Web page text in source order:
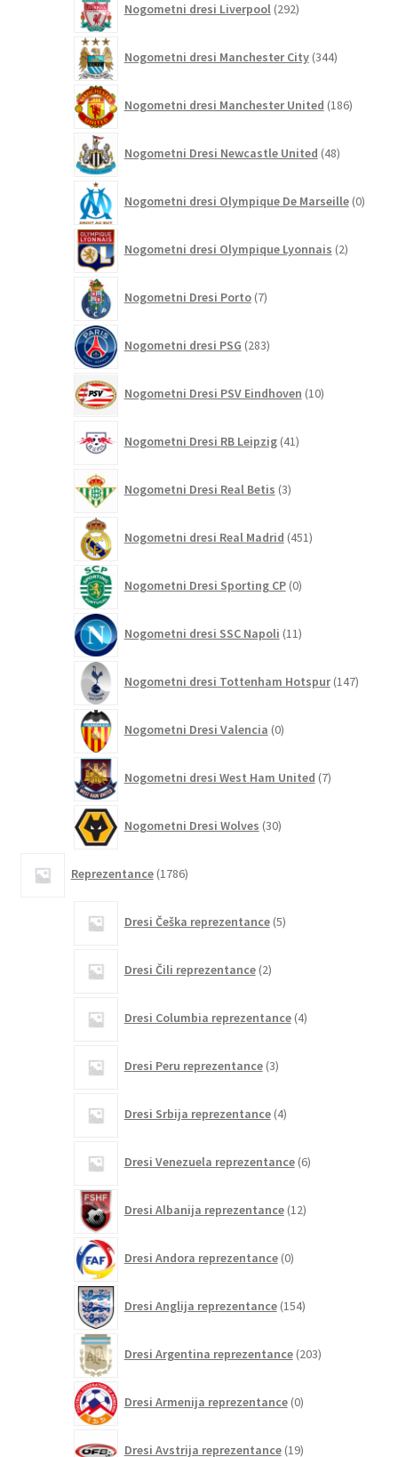
Nogometni dresi Liverpool 292izdelkov
Nogometni dresi Manchester City 344izdelkov
Nogometni dresi Manchester United 186izdelkov
Nogometni Dresi Newcastle United 48izdelkov
Nogometni dresi Olympique De Marseille 0
Nogometni dresi Olympique Lyonnais 2izdelka
Nogometni Dresi Porto 7izdelkov
Nogometni dresi PSG 283izdelkov
Nogometni Dresi PSV Eindhoven 10izdelkov
Nogometni Dresi RB Leipzig 41izdelkov
Nogometni Dresi Real Betis 3izdelki
Nogometni dresi Real Madrid 451izdelkov
Nogometni Dresi Sporting CP 0izdelkov
Nogometni dresi SSC Napoli 11izdelkov
Nogometni dresi Tottenham Hotspur 147
Nogometni Dresi Valencia 0izdelkov
Nogometni dresi West Ham United 7izdelkov
Nogometni Dresi Wolves 30izdelkov
Reprezentance 1786izdelkov
Dresi Češka reprezentance 5izdelkov
Dresi Čili reprezentance 2izdelka
Dresi Columbia reprezentance 4izdelki
Dresi Peru reprezentance 3izdelki
Dresi Srbija reprezentance 4izdelki
Dresi Venezuela reprezentance 6izdelkov
Dresi Albanija reprezentance 12izdelkov
Dresi Andora reprezentance 0izdelkov
Dresi Anglija reprezentance 154izdelkov
Dresi Argentina reprezentance 203izdelki
Dresi Armenija reprezentance 0izdelkov
Dresi Avstrija reprezentance 19